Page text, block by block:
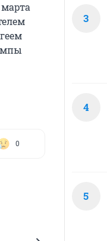
0
3
4
5